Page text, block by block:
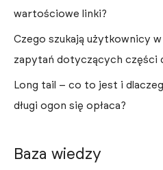
wartościowe linki?
Czego szukają użytkownicy
zapytań dotyczących części
Long tail – co to jest i
długi ogon się opłaca?
Baza wiedzy